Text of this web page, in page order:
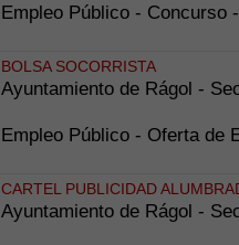
Empleo Público - Concurso
BOLSA SOCORRISTA
Ayuntamiento de Rágol -
Empleo Público - Oferta de
CARTEL PUBLICIDAD
Ayuntamiento de Rágol -